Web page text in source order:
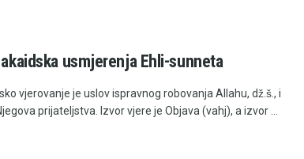
usmjerenja Ehli-sunneta
vjerovanje je uslov ispravnog robovanja Allahu, dž.š., i
prijateljstva. Izvor vjere je Objava (vahj), a izvor ...